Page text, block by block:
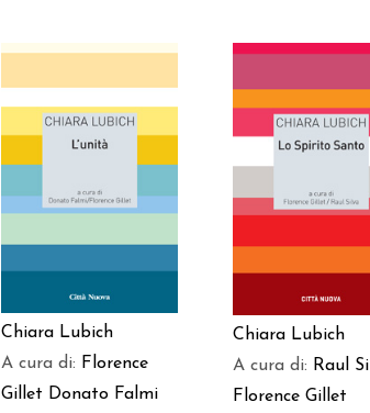
CARRELLO
Chiara Lubich
A cura di: Florence
Gillet Donato Falmi
CARRELLO
Chiara Lubich
A cura di: Raul
Florence Gillet